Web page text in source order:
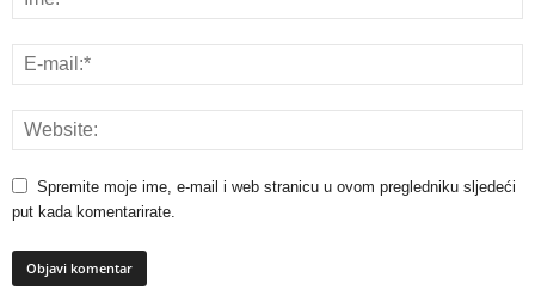
Spremite moje ime, e-mail i web stranicu u ovom pregledniku sljedeći
put kada komentarirate.